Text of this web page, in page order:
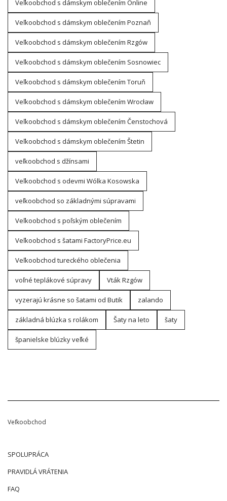
Veľkoobchod s dámskym oblečením Online
Veľkoobchod s dámskym oblečením Poznaň
Veľkoobchod s dámskym oblečením Rzgów
Veľkoobchod s dámskym oblečením Sosnowiec
Veľkoobchod s dámskym oblečením Toruň
Veľkoobchod s dámskym oblečením Wrocław
Veľkoobchod s dámskym oblečením Čenstochová
Veľkoobchod s dámskym oblečením Štetin
veľkoobchod s džínsami
Veľkoobchod s odevmi Wólka Kosowska
veľkoobchod so základnými súpravami
Veľkoobchod s poľským oblečením
Veľkoobchod s šatami FactoryPrice.eu
Veľkoobchod tureckého oblečenia
voľné teplákové súpravy Vták Rzgów
vyzerajú krásne so šatami od Butik zalando
základná blúzka s rolákom Šaty na leto šaty
španielske blúzky veľké
Veľkoobchod
SPOLUPRÁCA
PRAVIDLÁ VRÁTENIA
FAQ